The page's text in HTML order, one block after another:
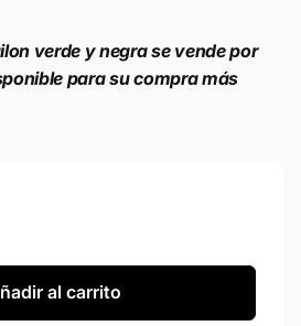
verde y negra se vende por
para su compra más
al carrito